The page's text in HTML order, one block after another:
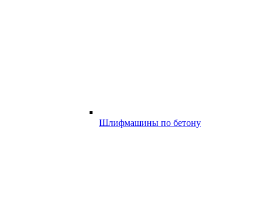
Шлифмашины по бетону